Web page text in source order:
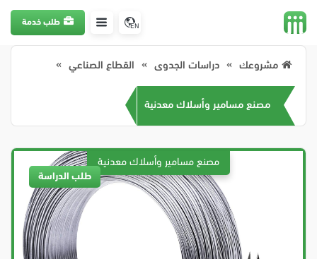
EN طلب خدمة
مشروعك دراسات الجدوى القطاع الصناعي
مصنع مسامير وأسلاك معدنية
طلب الدراسة